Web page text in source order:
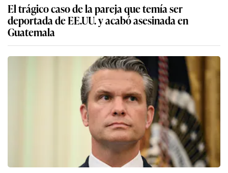
El trágico caso de la pareja que temía ser
deportada de EE.UU. y acabó asesinada en
Guatemala